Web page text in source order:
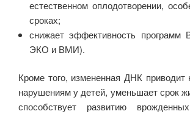
естественном оплодотворении,
сроках;
снижает эффективность программ
ЭКО и ВМИ).
Кроме того, измененная ДНК
нарушениям у детей, уменьшает срок
способствует развитию